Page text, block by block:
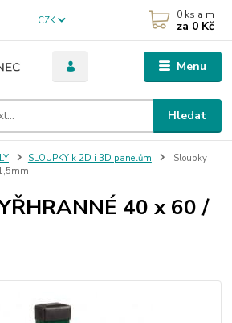
Menu
CZK
Hledat
0 ks a m
za 0 Kč
SLOUPKY k 2D i 3D panelům
Sloupky
40 x 60 /